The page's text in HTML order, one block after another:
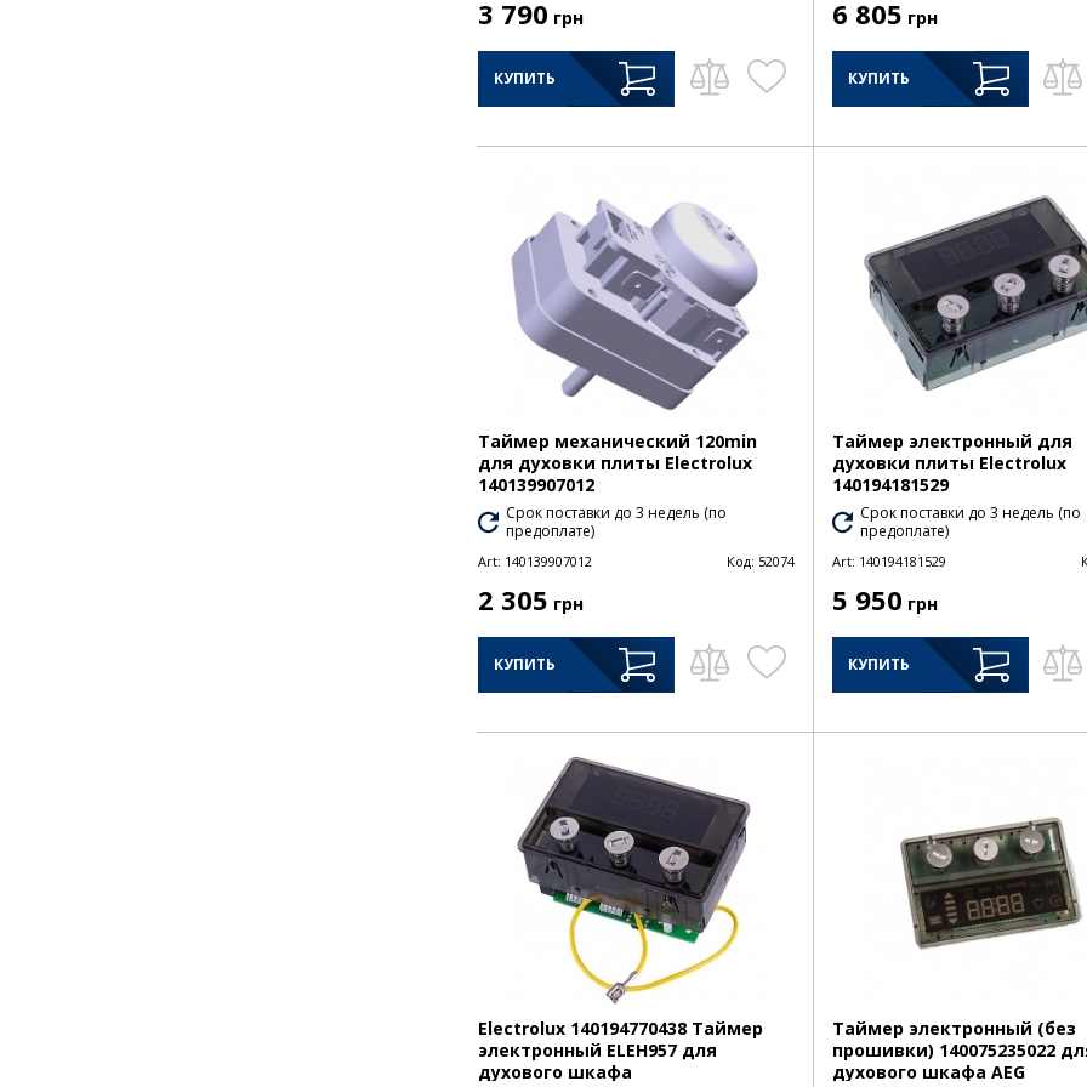
3 790 грн
КУПИТЬ
6 805 грн
КУПИТЬ
Таймер механический 120min
для духовки плиты Electrolux
140139907012
Срок поставки до 3 недель (по
предоплате)
Art: 140139907012 Код: 52074
2 305 грн
КУПИТЬ
Таймер электронный для
духовки плиты Electrolux
140194181529
Срок поставки до 3 недель (по
предоплате)
Art: 140194181529
5 950 грн
КУПИТЬ
Electrolux 140194770438 Таймер
электронный ELEH957 для
духового шкафа
Таймер электронный (без
прошивки) 140075235022
духового шкафа AEG